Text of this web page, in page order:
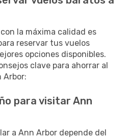
la máxima calidad es
reservar tus vuelos
opciones disponibles.
clave para ahorrar al
Arbor:
para visitar Ann
a Ann Arbor depende del